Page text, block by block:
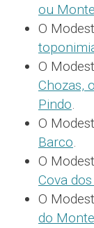
ou
O
O
Chozas,
Pindo.
O
Barco.
O
Cova
O
do